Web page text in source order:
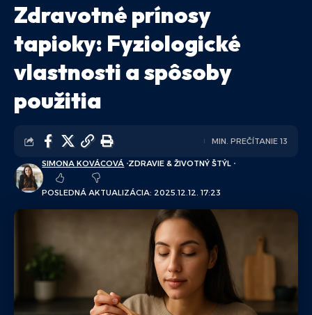
Zdravotné prínosy
tapioky: Fyziologické
vlastnosti a spôsoby
použitia
POSLEDNÁ AKTUALIZÁCIA: 2025.12.12. 17:23
SIMONA KOVÁCOVÁ ZDRAVIE & ŽIVOTNÝ ŠTÝL
MIN. PREČÍTANIE 13